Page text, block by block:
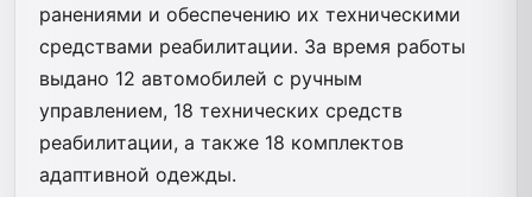
ранениями и обеспечению их техническими
средствами реабилитации. За время работы
выдано 12 автомобилей с ручным
управлением, 18 технических средств
реабилитации, а также 18 комплектов
адаптивной одежды.